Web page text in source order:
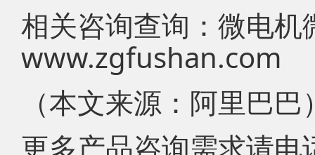
相关咨询查询：微电
www.zgfushan.com
（本文来源：阿里巴巴
更多产品咨询需求请